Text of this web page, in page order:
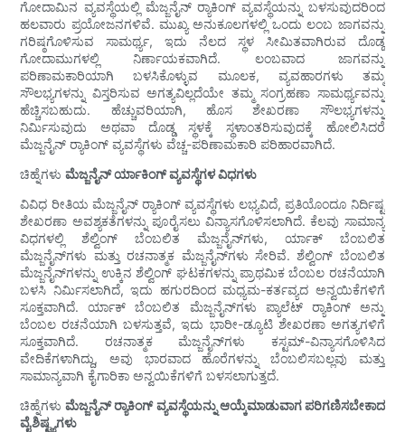
ಗೋದಾಮಿನ ವ್ಯವಸ್ಥೆಯಲ್ಲಿ ಮೆಜ್ಜನೈನ್ ರ‍್ಯಾಕಿಂಗ್ ವ್ಯವಸ್ಥೆಯನ್ನು ಬಳಸುವುದರಿಂದ
ಹಲವಾರು ಪ್ರಯೋಜನಗಳಿವೆ. ಮುಖ್ಯ ಅನುಕೂಲಗಳಲ್ಲಿ ಒಂದು ಲಂಬ ಜಾಗವನ್ನು
ಗರಿಷ್ಠಗೊಳಿಸುವ ಸಾಮರ್ಥ್ಯ, ಇದು ನೆಲದ ಸ್ಥಳ ಸೀಮಿತವಾಗಿರುವ ದೊಡ್ಡ
ಗೋದಾಮುಗಳಲ್ಲಿ ನಿರ್ಣಾಯಕವಾಗಿದೆ. ಲಂಬವಾದ ಜಾಗವನ್ನು
ಪರಿಣಾಮಕಾರಿಯಾಗಿ ಬಳಸಿಕೊಳ್ಳುವ ಮೂಲಕ, ವ್ಯವಹಾರಗಳು ತಮ್ಮ
ಸೌಲಭ್ಯಗಳನ್ನು ವಿಸ್ತರಿಸುವ ಅಗತ್ಯವಿಲ್ಲದೆಯೇ ತಮ್ಮ ಸಂಗ್ರಹಣಾ ಸಾಮರ್ಥ್ಯವನ್ನು
ಹೆಚ್ಚಿಸಬಹುದು. ಹೆಚ್ಚುವರಿಯಾಗಿ, ಹೊಸ ಶೇಖರಣಾ ಸೌಲಭ್ಯಗಳನ್ನು
ನಿರ್ಮಿಸುವುದು ಅಥವಾ ದೊಡ್ಡ ಸ್ಥಳಕ್ಕೆ ಸ್ಥಳಾಂತರಿಸುವುದಕ್ಕೆ ಹೋಲಿಸಿದರೆ
ಮೆಜ್ಜನೈನ್ ರ‍್ಯಾಕಿಂಗ್ ವ್ಯವಸ್ಥೆಗಳು ವೆಚ್ಚ-ಪರಿಣಾಮಕಾರಿ ಪರಿಹಾರವಾಗಿದೆ.
ಚಿಹ್ನೆಗಳುಮೆಜ್ಜನೈನ್ ರ್ಯಾಕಿಂಗ್ ವ್ಯವಸ್ಥೆಗಳ ವಿಧಗಳು
ವಿವಿಧ ರೀತಿಯ ಮೆಜ್ಜನೈನ್ ರ‍್ಯಾಕಿಂಗ್ ವ್ಯವಸ್ಥೆಗಳು ಲಭ್ಯವಿದೆ, ಪ್ರತಿಯೊಂದೂ ನಿರ್ದಿಷ್ಟ
ಶೇಖರಣಾ ಅವಶ್ಯಕತೆಗಳನ್ನು ಪೂರೈಸಲು ವಿನ್ಯಾಸಗೊಳಿಸಲಾಗಿದೆ. ಕೆಲವು ಸಾಮಾನ್ಯ
ವಿಧಗಳಲ್ಲಿ ಶೆಲ್ವಿಂಗ್ ಬೆಂಬಲಿತ ಮೆಜ್ಜನೈನ್‌ಗಳು, ರ್ಯಾಕ್ ಬೆಂಬಲಿತ
ಮೆಜ್ಜನೈನ್‌ಗಳು ಮತ್ತು ರಚನಾತ್ಮಕ ಮೆಜ್ಜನೈನ್‌ಗಳು ಸೇರಿವೆ. ಶೆಲ್ವಿಂಗ್ ಬೆಂಬಲಿತ
ಮೆಜ್ಜನೈನ್‌ಗಳನ್ನು ಉಕ್ಕಿನ ಶೆಲ್ವಿಂಗ್ ಘಟಕಗಳನ್ನು ಪ್ರಾಥಮಿಕ ಬೆಂಬಲ ರಚನೆಯಾಗಿ
ಬಳಸಿ ನಿರ್ಮಿಸಲಾಗಿದೆ, ಇದು ಹಗುರದಿಂದ ಮಧ್ಯಮ-ಕರ್ತವ್ಯದ ಅನ್ವಯಿಕೆಗಳಿಗೆ
ಸೂಕ್ತವಾಗಿದೆ. ರ್ಯಾಕ್ ಬೆಂಬಲಿತ ಮೆಜ್ಜನೈನ್‌ಗಳು ಪ್ಯಾಲೆಟ್ ರ‍್ಯಾಕಿಂಗ್ ಅನ್ನು
ಬೆಂಬಲ ರಚನೆಯಾಗಿ ಬಳಸುತ್ತವೆ, ಇದು ಭಾರೀ-ಡ್ಯೂಟಿ ಶೇಖರಣಾ ಅಗತ್ಯಗಳಿಗೆ
ಸೂಕ್ತವಾಗಿದೆ. ರಚನಾತ್ಮಕ ಮೆಜ್ಜನೈನ್‌ಗಳು ಕಸ್ಟಮ್-ವಿನ್ಯಾಸಗೊಳಿಸಿದ
ವೇದಿಕೆಗಳಾಗಿದ್ದು, ಅವು ಭಾರವಾದ ಹೊರೆಗಳನ್ನು ಬೆಂಬಲಿಸಬಲ್ಲವು ಮತ್ತು
ಸಾಮಾನ್ಯವಾಗಿ ಕೈಗಾರಿಕಾ ಅನ್ವಯಿಕೆಗಳಿಗೆ ಬಳಸಲಾಗುತ್ತದೆ.
ಚಿಹ್ನೆಗಳುಮೆಜ್ಜನೈನ್ ರ‍್ಯಾಕಿಂಗ್ ವ್ಯವಸ್ಥೆಯನ್ನು ಆಯ್ಕೆಮಾಡುವಾಗ ಪರಿಗಣಿಸಬೇಕಾದ
ವೈಶಿಷ್ಟ್ಯಗಳು